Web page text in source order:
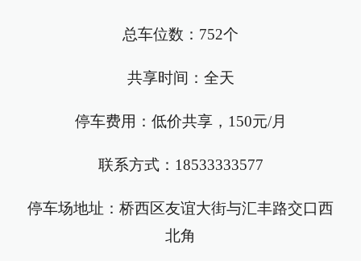
总车位数：752个
共享时间：全天
停车费用：低价共享，150元/月
联系方式：18533333577
停车场地址：桥西区友谊大街与汇丰路交口西
北角